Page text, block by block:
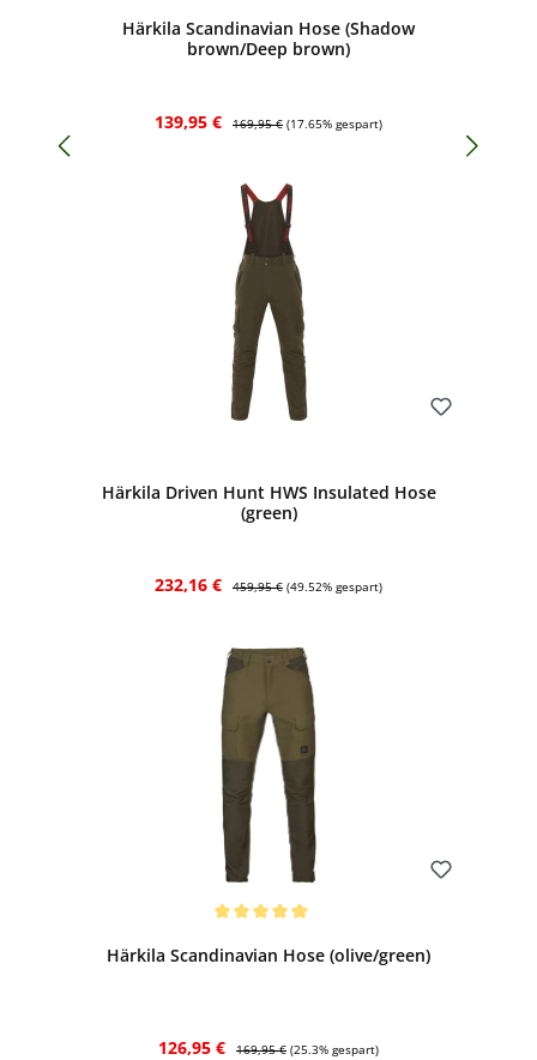
Härkila Scandinavian Hose (Shadow
brown/Deep brown)
Verkaufspreis:
139,95 € 169,95 € (17.65% gespart)
Härkila Driven Hunt HWS Insulated Hose
(green)
Verkaufspreis:
232,16 € Regulärer Preis:
459,95 € (49.52% gespart)
Härkila Scandinavian Hose (olive/green)
Verkaufspreis:
126,95 € Regulärer Preis:
169,95 € (25.3% gespart)